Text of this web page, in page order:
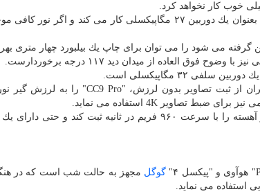
خوب كار نخواهد كرد.
می شود را می توان برای چاپ یك بیلبورد چهار متری
گوگل مجهز به حالت شب است كه در
استفاده می نماید.